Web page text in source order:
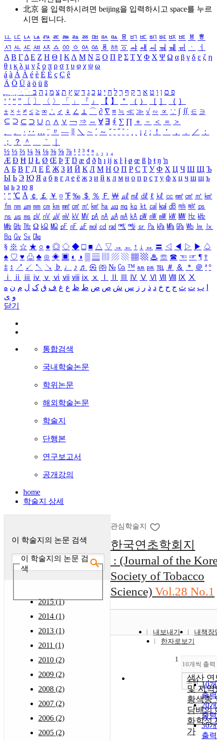
北京 을 입력하시려면 beijing을 입력하시고 space를 누르
시면 됩니다.
ㅥ ㅦ ㅧ ㅨ ㅩ ㅪ ㅫ ㅬ ㅭ ㅮ ㅯ ㅰ ㅱ ㅲ ㅳ ㅴ ㅵ ㅶ ㅷ ㅸ
ㅹ
ㅺ ㅻ ㅼ ㅽ ㅾ ㅿ ㆀ ㆁ ㆂ ㆃ ㆄ ㆅ ㆆ ㆇ ㆈ ㆉ ㆊ ㆋ ㆌ ㆍ
ㆎ
Α Β ΓΔ Ε Ζ Η Θ Ι ΚΛ Μ Ν Ξ Ο Π Ρ Σ ΤΥ Φ Χ Ψ Ω α β γ δ ε ζ η
θ ι κ λ μ ν ξ ο π ρ σ τ υ φ χ ψ ω
á à Á À é è É È ç Ç ê
Ä Ö Ü ä ö ü ß
ִֶֹ ֻּ ׁׂ פ ם ן ו ט א ר ק ף ך ל ח י ע כ ג ד ש ץ ת צ מ נ ה ב
‘ ’ “ ” 〔 〕 〈 〉 「 」 『 』 【 】 ＂ （ ） ［ ］ ｛ ｝
± × ÷ ≠ ≤ ≥ ∞ ∴ ♂ ♀ ∠ ⊥ ⌒ ∂ ∇ ≡ ≒ ≪ ≫ √ ∽ ∝ ∵ ∫ ∬ ∈ ∋
⊆ ⊇ ⊂ ⊃ ∪ ∩ ∧ ∨ ￢ ⇒ ⇔ ∀ ∃ ∮ ∑ ∏ ＋ － ＜ ＝
＞
、
。 · ‥ … ¨ 〃 ― ＼ ∼ ´ ～ ˇ ˘ ˝ ˚ ˙ ¸ ¡ ¿ ː ！ ＇ ， ． ／
：
；
？ ＾ ｀
½ ⅓ ⅔ ¼ ¾ ⅛ ⅜ ⅝ ⅞ ¹ ² ³ ⁴ ⁿ ₁ ₂ ₃ ₄
Æ Ð Ħ Ĳ Ł Ø Œ Þ Ŧ Ŋ æ đ ð ħ ı ĳ ĸ ŀ ł ø œ ß þ ŧ ŋ ŉ
А Б В Г Д Е Ё Ж З И Й К Л М Н О П Р С Т У Ф Х Ц Ч Ш Щ Ъ
Ы Ь Э Ю Я а б в г д е ё ж з и й к л м н о п р с т у ф х ц ч ш щ ъ
ы ь э ю я
′ ″ ℃ Å ￠ ￡ ￥ ¤ ℉ ‰ ＄ ％ Ｆ ￦ ㎕ ㎖ ㎗ ℓ ㎘ ㏄ ㎣ ㎤ ㎥ ㎦
㎙ ㎚ ㎛ ㎜ ㎝ ㎞ ㎟ ㎠ ㎡ ㎢ ㏊ ㎍ ㎎ ㎏ ㏏ ㎈ ㎉ ㏈ ㎧ ㎨ ㎰
㎱ ㎲ ㎳ ㎴ ㎵ ㎶ ㎷ ㎸ ㎹ ㎀ ㎁ ㎂ ㎃ ㎄ ㎺ ㎻ ㎽ ㎾ ㎿ ㎐ ㎑
㎒ ㎓ ㎔ Ω ㏀ ㏁ ㎊ ㎋ ㎌ ㏖ ㏅ ㎭ ㎮ ㎯ ㏛ ㎩ ㎪ ㎫ ㎬ ㏝ ㏐
㏓
㏃ ㏉ ㏜ ㏆
§ ※ ☆ ★ ○ ● ◎ ◇ ◆ □ ■ △ ▽ → ← ↑ ↓ ↔ 〓 ◁ ◀ ▷ ▶ ♤
♠ ♡ ♥ ♧ ♣ ⊙ ◈ ▣ ◐ ◑ ▒ ▤ ▨ ▧ ▦ ▩ ♨ ☏ ☎ ☜ ☞ ¶ †
‡ ↕ ↗ ↙ ↖ ↘ ♭ ♩ ♪ ♬ ㉿ ㈜ № ㏇ ™ ㏂ ㏘ ℡ ＃ ＆ ＊ ＠ ª º
ⅰ
ⅱ ⅲ ⅳ ⅴ ⅵ ⅶ ⅷ ⅸ ⅹ Ⅳ Ⅴ Ⅵ Ⅶ Ⅷ Ⅸ Ⅹ
ب ت ث ج ح خ د ذ ر ز س ش ص ض ط ظ ع غ ف ق ک ل م ن ه
و ی
닫기
통합검색
국내학술논문
학위논문
해외학술논문
학술지
단행본
연구보고서
공개강의
home
학술지 상세
이 학술지의 논문 검색
이 학술지의 논문 검
색
2015 (1)
2014 (1)
2013 (1)
2011 (1)
2010 (2)
2009 (2)
2008 (2)
2007 (2)
2006 (2)
2005 (2)
관심학술지
한국연초학회지
: (Journal of the
Society of Tobacco
Science) Vol.28 No.1
내보내기
내책장
한자로보기
10개씩 출력
10
출력
20
출력
30
출력
조회
1
생산 연
및 지역
황색종
담배의
화학성
가